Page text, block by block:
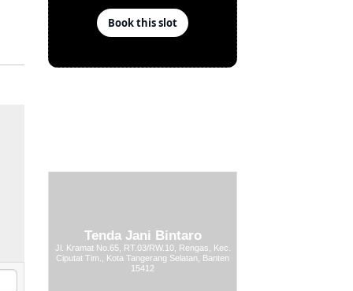
Tenda Jani Bintaro
Jl. Kramat No.65, RT.03/RW.10, Rengas, Kec.
Ciputat Tim., Kota Tangerang Selatan, Banten
15412